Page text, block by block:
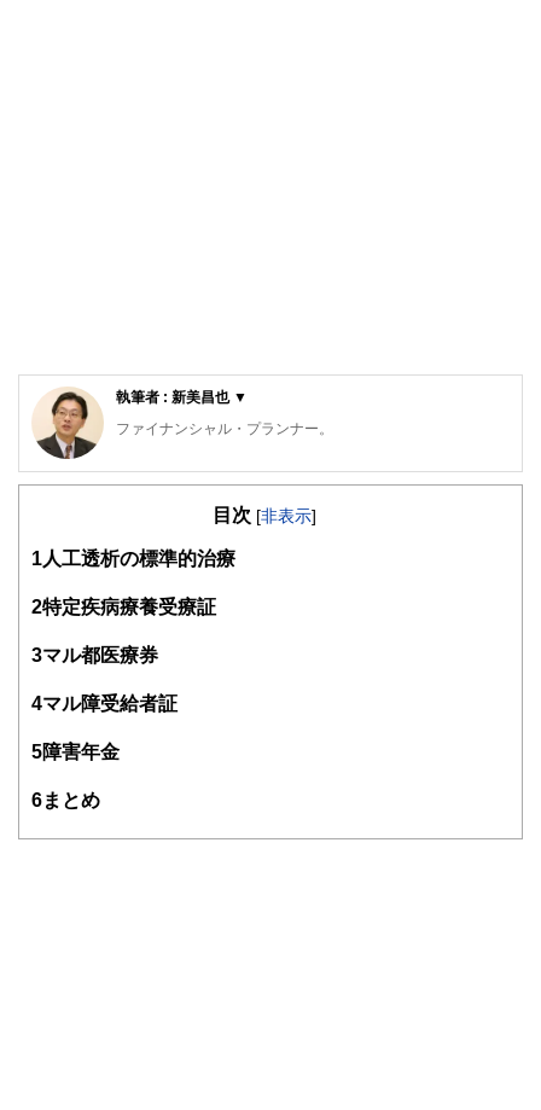
執筆者 : 新美昌也 ▼
ファイナンシャル・プランナー。
ライフプラン・キャッシュフロー分析に基づいた家計相談を
が多い。教育資金、住宅購入、年金、資産運用、保険、離婚
ている。教育資金をテーマにした講演は延べ800校以上の高
また、保険や介護のお金に詳しいファイナンシャル・プラン
る。共著に「これで安心！入院・介護のお金」（技術評論
社）がある。
目次 [非表示]
1 人工透析の標準的治療
2特定疾病療養受療証
3マル都医療券
4マル障受給者証
5障害年金
6まとめ